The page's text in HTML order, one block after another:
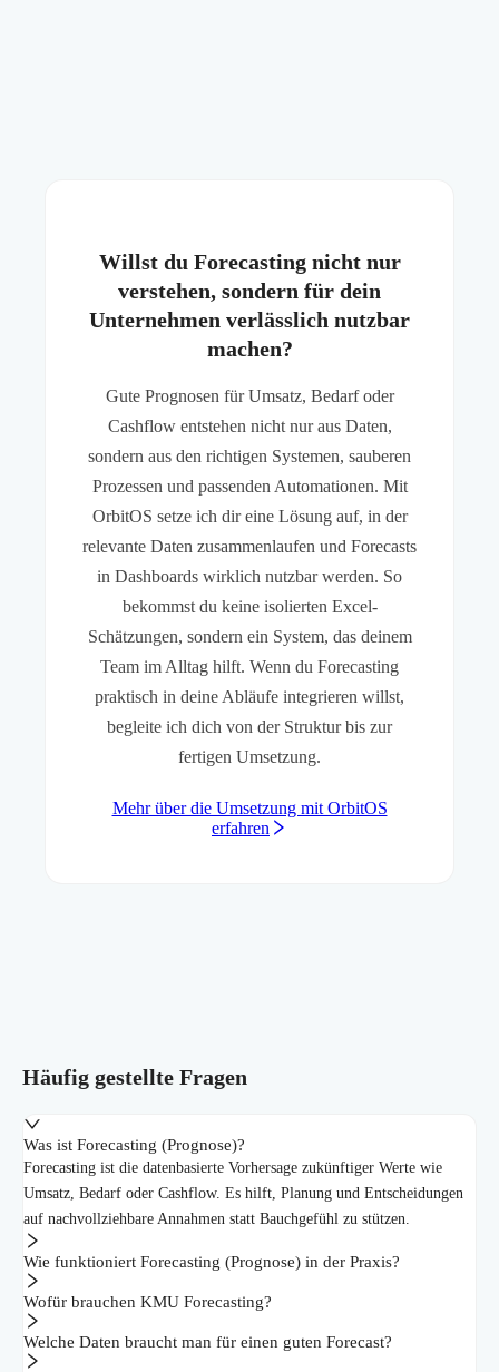
Willst du Forecasting nicht nur
verstehen, sondern für dein
Unternehmen verlässlich nutzbar
machen?
Gute Prognosen für Umsatz, Bedarf oder
Cashflow entstehen nicht nur aus Daten,
sondern aus den richtigen Systemen, sauberen
Prozessen und passenden Automationen. Mit
OrbitOS setze ich dir eine Lösung auf, in der
relevante Daten zusammenlaufen und Forecasts
in Dashboards wirklich nutzbar werden. So
bekommst du keine isolierten Excel-
Schätzungen, sondern ein System, das deinem
Team im Alltag hilft. Wenn du Forecasting
praktisch in deine Abläufe integrieren willst,
begleite ich dich von der Struktur bis zur
fertigen Umsetzung.
Mehr über die Umsetzung mit OrbitOS
erfahren
Häufig gestellte Fragen
Was ist Forecasting (Prognose)?
Forecasting ist die datenbasierte Vorhersage zukünftiger Werte wie
Umsatz, Bedarf oder Cashflow. Es hilft, Planung und Entscheidungen
auf nachvollziehbare Annahmen statt Bauchgefühl zu stützen.
Wie funktioniert Forecasting (Prognose) in der Praxis?
Wofür brauchen KMU Forecasting?
Welche Daten braucht man für einen guten Forecast?